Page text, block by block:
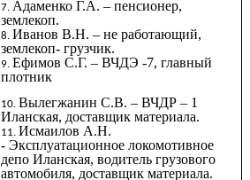
Адаменко Г.А. – пенсионер,
землекоп.
Иванов В.Н. – не работающий,
землекоп- грузчик.
Ефимов С.Г. – ВЧДЭ -7, главный
плотник
Вылегжанин С.В. – ВЧДР – 1
Иланская, доставщик материала.
Исмаилов А.Н.
- Эксплуатационное локомотивное
депо Иланская, водитель грузового
автомобиля, доставщик материала.